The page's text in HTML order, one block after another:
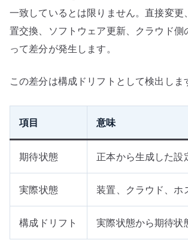
一致しているとは限りません。直接変更
置交換、ソフトウェア更新、クラウド側
って差分が発生します。
この差分は構成ドリフトとして検出しま
項目 意味
期待状態 正本から生成した設
実際状態 装置、クラウド、ホ
構成ドリフト 実際状態から期待状